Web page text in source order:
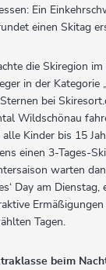
Ein
einen Skitag
die Skiregion
in der Kategorie
bei
Wildschönau
Kinder bis 15
einen 3-Tages-
warten
Day am Dienstag,
Tagen.
beim